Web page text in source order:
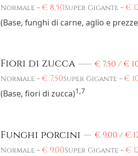
Normale -€ 8,50Super Gigante -€
(Base, funghi di carne, aglio e
Fiori di zucca € 7,50 / €
Normale -€ 7,50Super Gigante -€
(Base, fiori di zucca)1,7
Funghi porcini € 9,00 / €
Normale -€ 9,00Super Gigante -€